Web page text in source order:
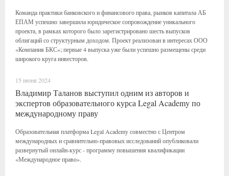
Команда практики банковского и финансового права, рынков капитала АБ
ЕПАМ успешно завершила юридическое сопровождение уникального
проекта, в рамках которого было зарегистрировано шесть выпусков
облигаций со структурным доходом. Проект реализован в интересах ООО
«Компания БКС»; первые 4 выпуска уже были успешно размещены среди
широкого круга инвесторов.
15 июня 2024
Владимир Таланов выступил одним из авторов и
экспертов образовательного курса Legal Academy по
международному праву
Образовательная платформа Legal Academy совместно с Центром
международных и сравнительно-правовых исследований опубликовали
развернутый онлайн-курс - программу повышения квалификации
«Международное право».